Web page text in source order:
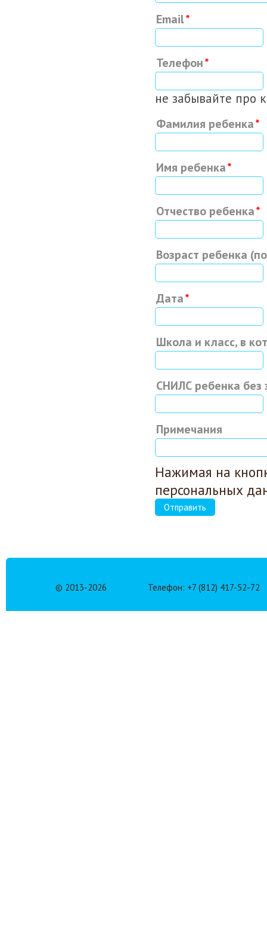
Email
Телефон
не забывайте про
Фамилия ребенка
Имя ребенка
Отчество ребенка
Возраст ребенка
Дата
Школа и класс, в
СНИЛС ребенка без
Примечания
Нажимая на
персональных
Отправить
© 2013-2026 Телефон: +7 (812) 417-52-72